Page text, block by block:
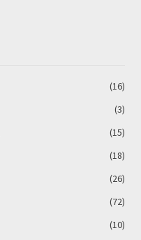
(16)
(3)
(15)
(18)
(26)
(72)
(10)